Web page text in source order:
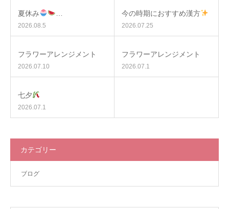
夏休み
2026.08.5
今の時期におすすめ漢方
2026.07.25
フラワーアレンジメント
2026.07.10
フラワーアレンジメント
2026.07.1
七夕
2026.07.1
カテゴリー
ブログ